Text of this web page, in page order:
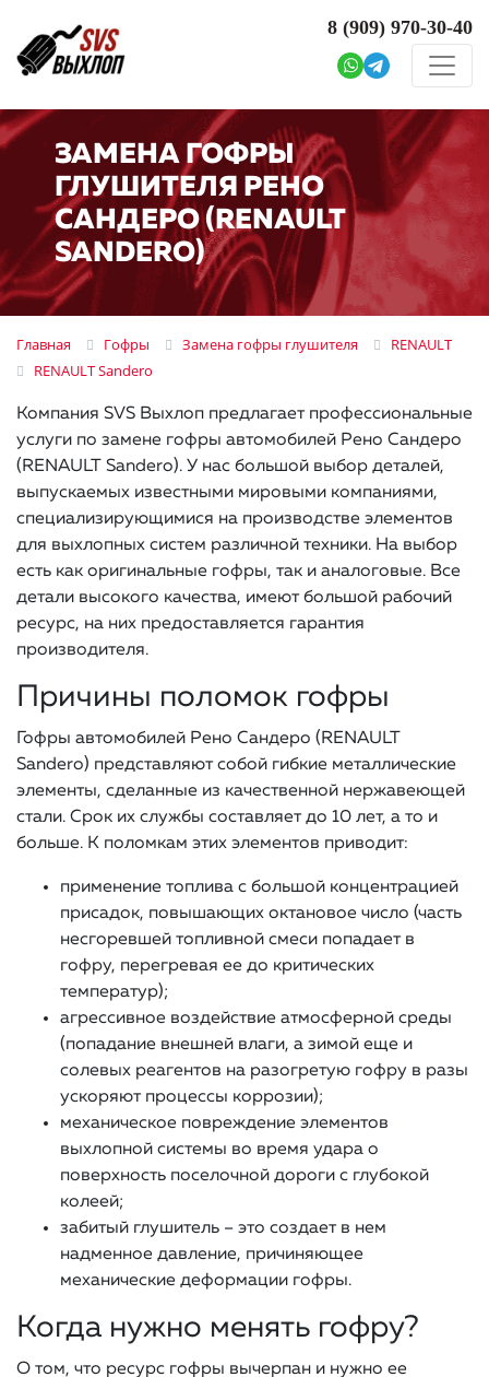
8 (909) 970-30-40
ЗАМЕНА ГОФРЫ
ГЛУШИТЕЛЯ РЕНО
САНДЕРО (RENAULT
SANDERO)
Главная Гофры Замена гофры глушителя
RENAULT
RENAULT Sandero
Компания SVS Выхлоп предлагает профессиональные
услуги по замене гофры автомобилей Рено Сандеро
(RENAULT Sandero). У нас большой выбор деталей,
выпускаемых известными мировыми компаниями,
специализирующимися на производстве элементов
для выхлопных систем различной техники. На выбор
есть как оригинальные гофры, так и аналоговые. Все
детали высокого качества, имеют большой рабочий
ресурс, на них предоставляется гарантия
производителя.
Причины поломок гофры
Гофры автомобилей Рено Сандеро (RENAULT
Sandero) представляют собой гибкие металлические
элементы, сделанные из качественной нержавеющей
стали. Срок их службы составляет до 10 лет, а то и
больше. К поломкам этих элементов приводит:
применение топлива с большой концентрацией
присадок, повышающих октановое число (часть
несгоревшей топливной смеси попадает в
гофру, перегревая ее до критических
температур);
агрессивное воздействие атмосферной среды
(попадание внешней влаги, а зимой еще и
солевых реагентов на разогретую гофру в разы
ускоряют процессы коррозии);
механическое повреждение элементов
выхлопной системы во время удара о
поверхность поселочной дороги с глубокой
колеей;
забитый глушитель – это создает в нем
надменное давление, причиняющее
механические деформации гофры.
Когда нужно менять гофру?
О том, что ресурс гофры вычерпан и нужно ее